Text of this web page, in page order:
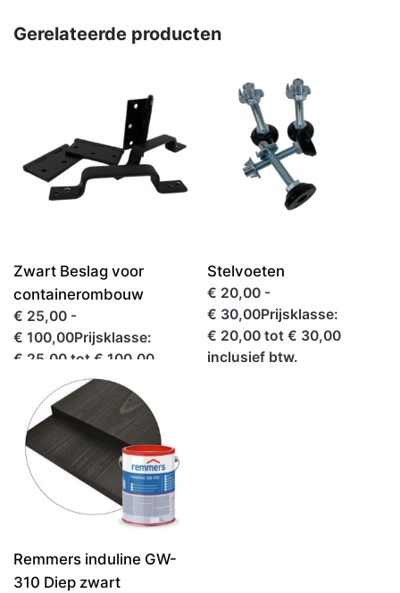
Gerelateerde producten
Zwart Beslag voor
containerombouw
€ 25,00 -
€ 100,00Prijsklasse:
€ 25,00 tot € 100,00
inclusief btw.
Stelvoeten
€ 20,00 -
€ 30,00Prijsklasse:
€ 20,00 tot € 30,00
inclusief btw.
Remmers induline GW-
310 Diep zwart